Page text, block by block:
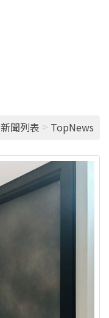
新聞列表 > TopNews